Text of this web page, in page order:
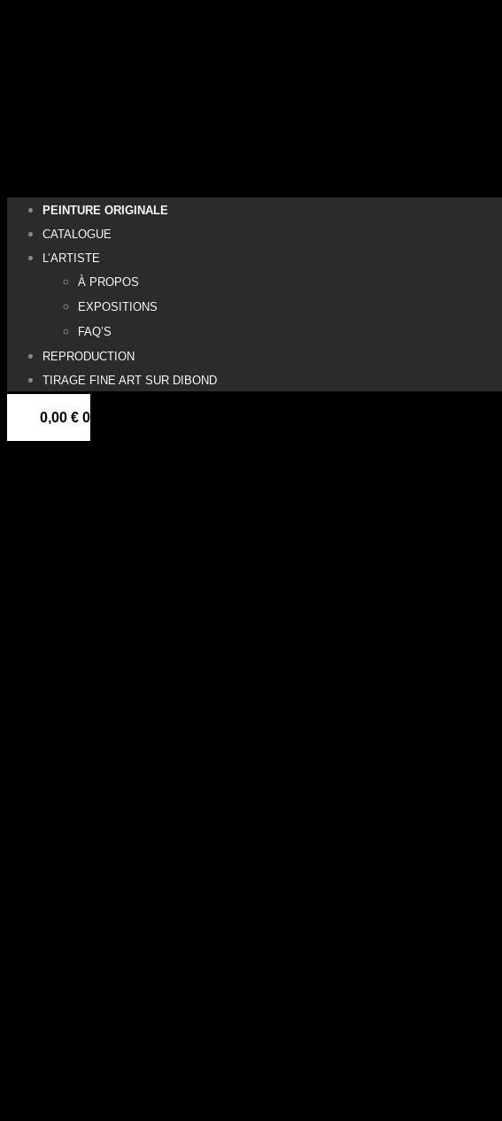
PEINTURE ORIGINALE
CATALOGUE
L’ARTISTE
À PROPOS
EXPOSITIONS
FAQ’S
REPRODUCTION
TIRAGE FINE ART SUR DIBOND
0,00 € 0